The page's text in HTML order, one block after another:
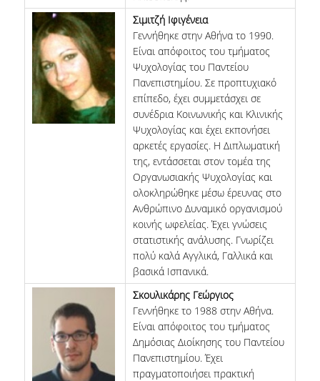
Σιμιτζή Ιφιγένεια
Γεννήθηκε στην Αθήνα το 1990.
Είναι απόφοιτος του τμήματος
Ψυχολογίας του Παντείου
Πανεπιστημίου. Σε προπτυχιακό
επίπεδο, έχει συμμετάσχει σε
συνέδρια Κοινωνικής και Κλινικής
Ψυχολογίας και έχει εκπονήσει
αρκετές εργασίες. Η Διπλωματική
της, εντάσσεται στον τομέα της
Οργανωσιακής Ψυχολογίας και
ολοκληρώθηκε μέσω έρευνας στο
Ανθρώπινο Δυναμικό οργανισμού
κοινής ωφελείας. Έχει γνώσεις
στατιστικής ανάλυσης. Γνωρίζει
πολύ καλά Αγγλικά, Γαλλικά και
βασικά Ισπανικά.
Σκουλικάρης Γεώργιος
Γεννήθηκε το 1988 στην Αθήνα.
Είναι απόφοιτος του τμήματος
Δημόσιας Διοίκησης του Παντείου
Πανεπιστημίου. Έχει
πραγματοποιήσει πρακτική